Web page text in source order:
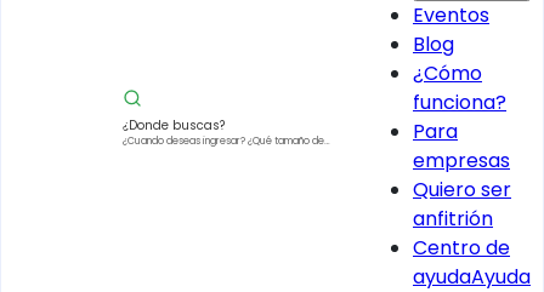
¿Donde buscas?
¿Cuando deseas ingresar?¿Qué tamaño de
Eventos
Blog
¿Cómo
funciona?
Para
empresas
Quiero ser
anfitrión
Centro de
ayudaAyuda